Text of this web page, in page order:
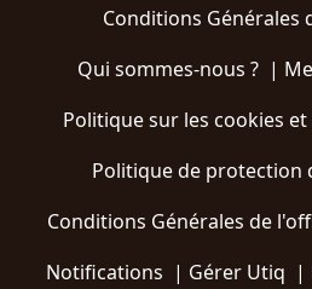
Conditions Générales
Qui sommes-nous ?|
Politique sur les cookies
Politique de protection
Conditions Générales de
Notifications | Gérer Utiq |